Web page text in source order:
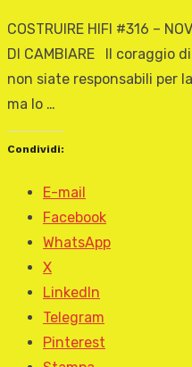
COSTRUIRE HIFI #316 –
DI CAMBIARE Il coraggio
non siate responsabili per
ma lo …
Condividi:
E-mail
Facebook
WhatsApp
X
LinkedIn
Telegram
Pinterest